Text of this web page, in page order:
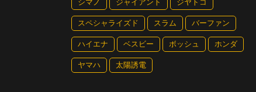
シマノ ジャイアント ジヤトコ
スペシャライズド スラム バーファン
ハイエナ ベスビー ボッシュ ホンダ
ヤマハ 太陽誘電